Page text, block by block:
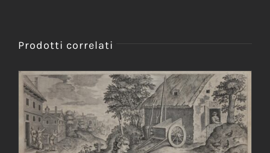
Prodotti correlati